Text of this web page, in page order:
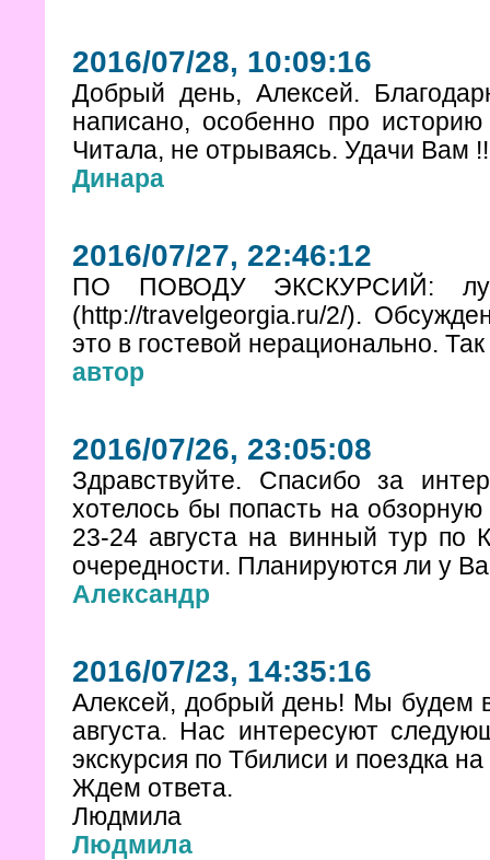
2016/07/28, 10:09:16
Добрый день, Алексей.
написано, особенно про
Читала, не отрываясь. Удачи Вам
Динара
2016/07/27, 22:46:12
ПО ПОВОДУ ЭКСКУРСИЙ:
(http://travelgeorgia.ru/2/).
это в гостевой нерационально.
автор
2016/07/26, 23:05:08
Здравствуйте. Спасибо за
хотелось бы попасть на
23-24 августа на винный тур по
очередности. Планируются ли у
Александр
2016/07/23, 14:35:16
Алексей, добрый день! Мы будем
августа. Нас интересуют
экскурсия по Тбилиси и поездка
Ждем ответа.
Людмила
Людмила